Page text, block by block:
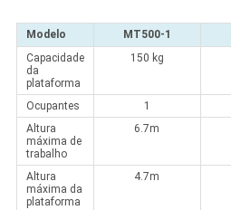
Modelo MT500-1
Capacidade
da
plataforma
150 kg
Ocupantes 1
Altura
máxima de
trabalho
6.7m
Altura
máxima da
plataforma
4.7m